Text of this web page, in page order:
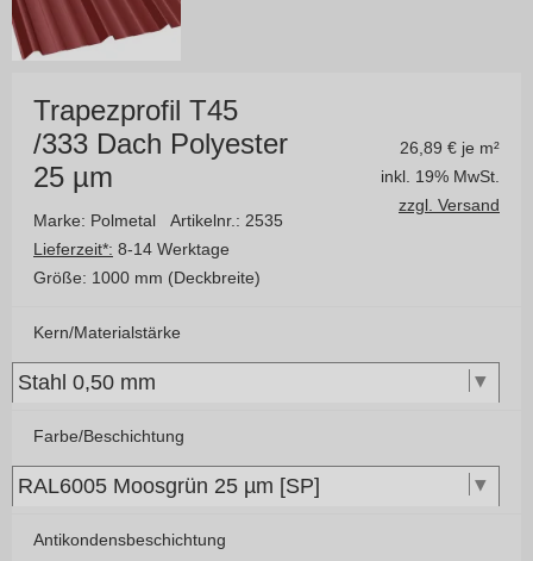
Trapezprofil T45
/333 Dach Polyester
25 µm
Marke: Polmetal Artikelnr.: 2535
Lieferzeit*: 8-14 Werktage
Größe: 1000 mm (Deckbreite)
26,89 € je m²
inkl. 19% MwSt.
zzgl. Versand
Kern/Materialstärke
Farbe/Beschichtung
Antikondensbeschichtung